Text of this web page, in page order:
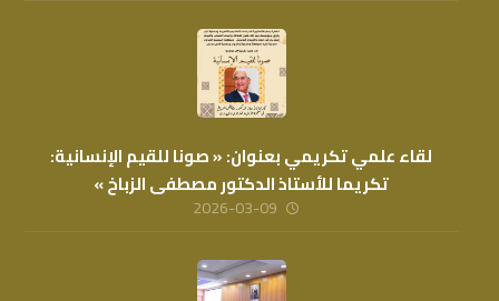
لقاء علمي تكريمي بعنوان: « صونا للقيم الإنسانية:
تكريما للأستاذ الدكتور مصطفى الزباخ »
2026-03-09